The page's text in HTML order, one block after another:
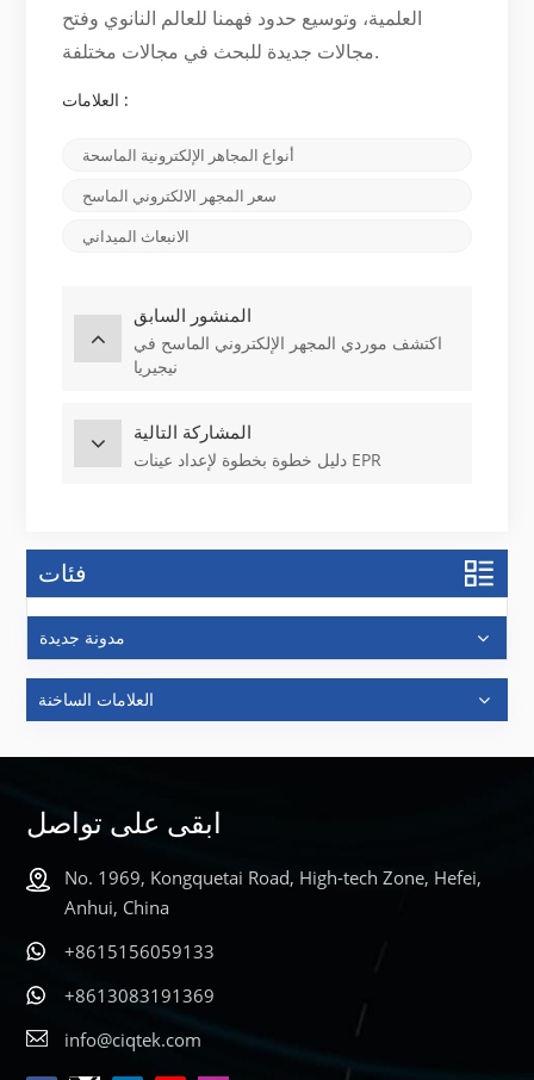
العلمية، وتوسيع حدود فهمنا للعالم النانوي وفتح
مجالات جديدة للبحث في مجالات مختلفة.
العلامات :
أنواع المجاهر الإلكترونية الماسحة
سعر المجهر الالكتروني الماسح
الانبعاث الميداني
المنشور السابق
اكتشف موردي المجهر الإلكتروني الماسح في
نيجيريا
المشاركة التالية
دليل خطوة بخطوة لإعداد عينات EPR
فئات
مدونة جديدة
العلامات الساخنة
ابقى على تواصل
No. 1969, Kongquetai Road, High-tech Zone, Hefei,
Anhui, China
+8615156059133
+8613083191369
info@ciqtek.com